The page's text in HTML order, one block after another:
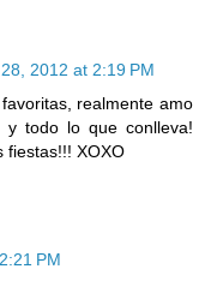
2012 at 2:19 PM
realmente amo
y todo lo que conlleva!
fiestas!!! XOXO
PM